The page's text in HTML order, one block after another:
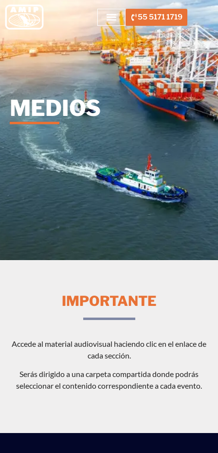
55 5171 1719
MEDIOS
IMPORTANTE
Accede al material audiovisual haciendo clic en el enlace de
cada sección.
Serás dirigido a una carpeta compartida donde podrás
seleccionar el contenido correspondiente a cada evento.